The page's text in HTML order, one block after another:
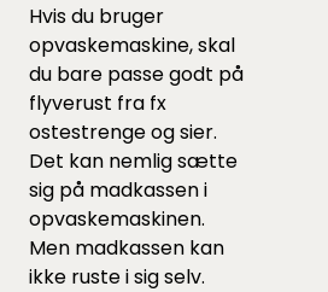
Hvis du bruger
opvaskemaskine, skal
du bare passe godt på
flyverust fra fx
ostestrenge og sier.
Det kan nemlig sætte
sig på madkassen i
opvaskemaskinen.
Men madkassen kan
ikke ruste i sig selv.